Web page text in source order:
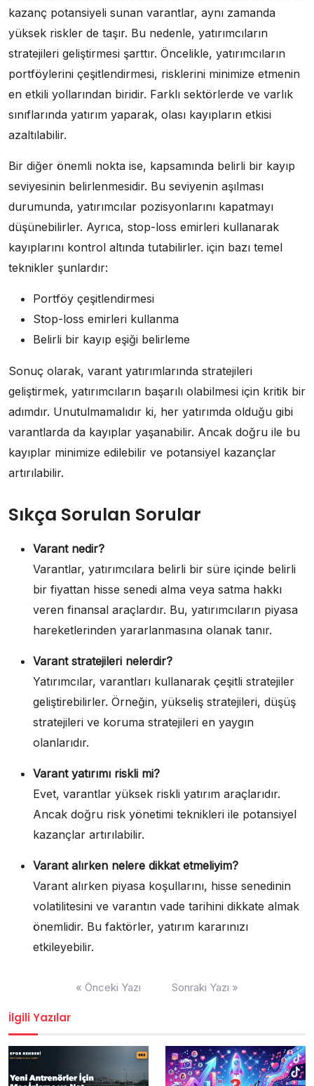
kazanç potansiyeli sunan varantlar, aynı zamanda
yüksek riskler de taşır. Bu nedenle, yatırımcıların
stratejileri geliştirmesi şarttır. Öncelikle, yatırımcıların
portföylerini çeşitlendirmesi, risklerini minimize etmenin
en etkili yollarından biridir. Farklı sektörlerde ve varlık
sınıflarında yatırım yaparak, olası kayıpların etkisi
azaltılabilir.
Bir diğer önemli nokta ise, kapsamında belirli bir kayıp
seviyesinin belirlenmesidir. Bu seviyenin aşılması
durumunda, yatırımcılar pozisyonlarını kapatmayı
düşünebilirler. Ayrıca, stop-loss emirleri kullanarak
kayıplarını kontrol altında tutabilirler. için bazı temel
teknikler şunlardır:
Portföy çeşitlendirmesi
Stop-loss emirleri kullanma
Belirli bir kayıp eşiği belirleme
Sonuç olarak, varant yatırımlarında stratejileri
geliştirmek, yatırımcıların başarılı olabilmesi için kritik bir
adımdır. Unutulmamalıdır ki, her yatırımda olduğu gibi
varantlarda da kayıplar yaşanabilir. Ancak doğru ile bu
kayıplar minimize edilebilir ve potansiyel kazançlar
artırılabilir.
Sıkça Sorulan Sorular
Varant nedir?
Varantlar, yatırımcılara belirli bir süre içinde belirli
bir fiyattan hisse senedi alma veya satma hakkı
veren finansal araçlardır. Bu, yatırımcıların piyasa
hareketlerinden yararlanmasına olanak tanır.
Varant stratejileri nelerdir?
Yatırımcılar, varantları kullanarak çeşitli stratejiler
geliştirebilirler. Örneğin, yükseliş stratejileri, düşüş
stratejileri ve koruma stratejileri en yaygın
olanlarıdır.
Varant yatırımı riskli mi?
Evet, varantlar yüksek riskli yatırım araçlarıdır.
Ancak doğru risk yönetimi teknikleri ile potansiyel
kazançlar artırılabilir.
Varant alırken nelere dikkat etmeliyim?
Varant alırken piyasa koşullarını, hisse senedinin
volatilitesini ve varantın vade tarihini dikkate almak
önemlidir. Bu faktörler, yatırım kararınızı
etkileyebilir.
« Önceki Yazı Sonraki Yazı »
İlgili Yazılar